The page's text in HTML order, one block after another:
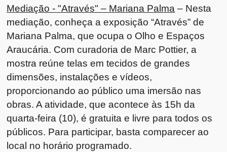
Mediação - "Através" – Mariana Palma – Nesta
mediação, conheça a exposição “Através” de
Mariana Palma, que ocupa o Olho e Espaços
Araucária. Com curadoria de Marc Pottier, a
mostra reúne telas em tecidos de grandes
dimensões, instalações e vídeos,
proporcionando ao público uma imersão nas
obras. A atividade, que acontece às 15h da
quarta-feira (10), é gratuita e livre para todos os
públicos. Para participar, basta comparecer ao
local no horário programado.